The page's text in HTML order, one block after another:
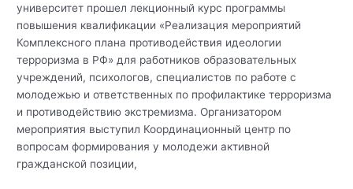
университет прошел лекционный курс программы
повышения квалификации «Реализация мероприятий
Комплексного плана противодействия идеологии
терроризма в РФ» для работников образовательных
учреждений, психологов, специалистов по работе с
молодежью и ответственных по профилактике терроризма
и противодействию экстремизма. Организатором
мероприятия выступил Координационный центр по
вопросам формирования у молодежи активной
гражданской позиции,